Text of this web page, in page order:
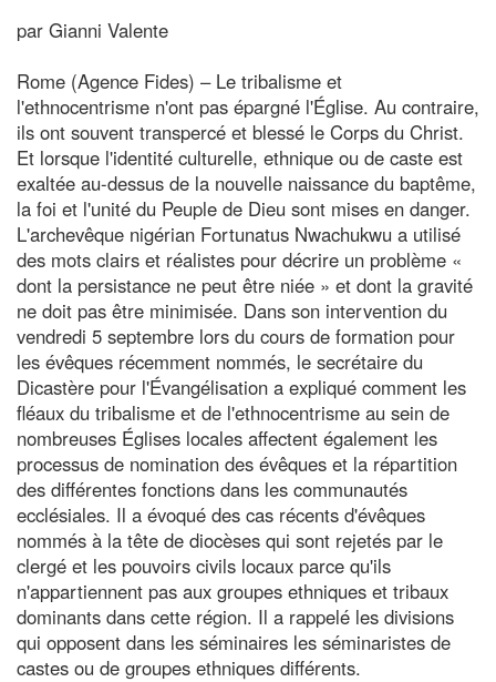
par Gianni Valente
Rome (Agence Fides) – Le tribalisme et
l'ethnocentrisme n'ont pas épargné l'Église. Au contraire,
ils ont souvent transpercé et blessé le Corps du Christ.
Et lorsque l'identité culturelle, ethnique ou de caste est
exaltée au-dessus de la nouvelle naissance du baptême,
la foi et l'unité du Peuple de Dieu sont mises en danger.
L'archevêque nigérian Fortunatus Nwachukwu a utilisé
des mots clairs et réalistes pour décrire un problème «
dont la persistance ne peut être niée » et dont la gravité
ne doit pas être minimisée. Dans son intervention du
vendredi 5 septembre lors du cours de formation pour
les évêques récemment nommés, le secrétaire du
Dicastère pour l'Évangélisation a expliqué comment les
fléaux du tribalisme et de l'ethnocentrisme au sein de
nombreuses Églises locales affectent également les
processus de nomination des évêques et la répartition
des différentes fonctions dans les communautés
ecclésiales. Il a évoqué des cas récents d'évêques
nommés à la tête de diocèses qui sont rejetés par le
clergé et les pouvoirs civils locaux parce qu'ils
n'appartiennent pas aux groupes ethniques et tribaux
dominants dans cette région. Il a rappelé les divisions
qui opposent dans les séminaires les séminaristes de
castes ou de groupes ethniques différents.